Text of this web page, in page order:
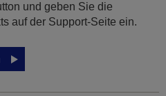
und geben Sie die
auf der Support-Seite ein.